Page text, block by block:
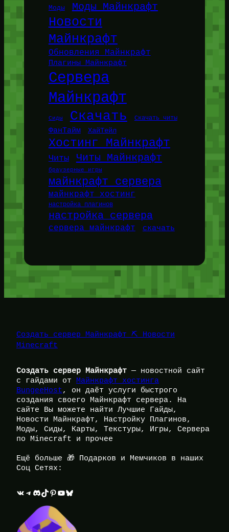
Моды Моды Майнкрафт
Новости
Майнкрафт
Обновления Майнкрафт
Плагины Майнкрафт
Сервера
Майнкрафт
Сиды Скачать Скачать читы
ФанТайм ХайТейл
Хостинг Майнкрафт
Читы Читы Майнкрафт
браузерные игры
майнкрафт сервера
майнкрафт хостинг
настройка плагинов
настройка сервера
сервера майнкрафт скачать
Создать сервер Майнкрафт ⛏️ Новости
Minecraft
Создать сервер Майнкрафт — новостной сайт
с гайдами от
Майнкрафт хостинга
BungeeHost, он даёт услуги быстрого
создания своего Майнкрафт сервера. На
сайте Вы можете найти Лучшие Гайды,
Новости Майнкрафт, Настройку Плагинов,
Моды, Сиды, Карты, Текстуры, Игры, Сервера
по Minecraft и прочее
Ещё больше 🎁 Подарков и Мемчиков в наших
Соц Сетях:
ВКонтакте Telegram Discord TikTok Pinterest YouTube Bluesky